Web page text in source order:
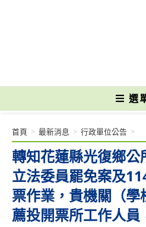
選
轉知花蓮縣光復鄉
立法委員罷免案及
票作業，貴機關（
薦投開票所工作人
首頁 > 最新消息 > 行政單位公告 >